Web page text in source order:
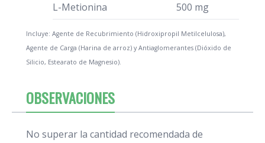
L-Metionina 500 mg
Incluye: Agente de Recubrimiento (Hidroxipropil Metilcelulosa),
Agente de Carga (Harina de arroz) y Antiaglomerantes (Dióxido de
Silicio, Estearato de Magnesio).
OBSERVACIONES
No superar la cantidad recomendada de